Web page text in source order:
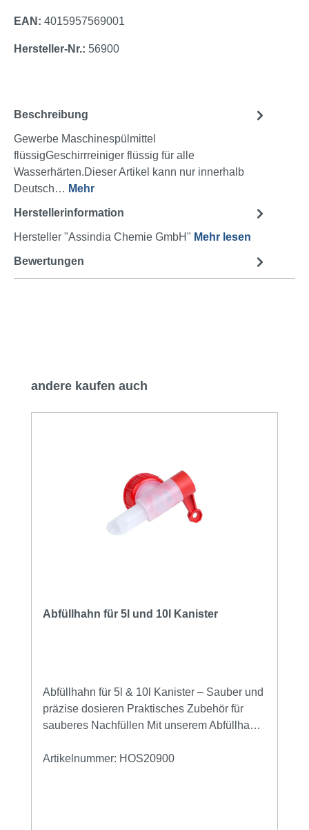
EAN: 4015957569001
Hersteller-Nr.: 56900
Beschreibung
Gewerbe Maschinespülmittel
flüssigGeschirrreiniger flüssig für alle
Wasserhärten.Dieser Artikel kann nur innerhalb
Deutsch… Mehr
Herstellerinformation
Hersteller "Assindia Chemie GmbH" Mehr lesen
Bewertungen
Produktgalerie überspringen
andere kaufen auch
Abfüllhahn für 5l und 10l Kanister
Abfüllhahn für 5l & 10l Kanister – Sauber und
präzise dosieren Praktisches Zubehör für
sauberes Nachfüllen Mit unserem Abfüllhahn
Reinigungsmitteln, Desinfektionsmitteln oder
Artikelnummer: HOS20900